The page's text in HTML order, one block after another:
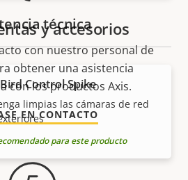
y accesorios
Control Spike
limpias las cámaras de red
para este producto
técnica
con nuestro personal de
obtener una asistencia
con los productos Axis.
EN CONTACTO